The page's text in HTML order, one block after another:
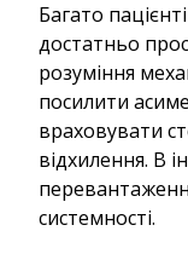
Багато
достатньо
розуміння
посилити
враховувати
відхилення. В
системності.